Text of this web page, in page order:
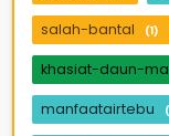
salah-bantal (1)
khasiat-daun-
manfaatairtebu